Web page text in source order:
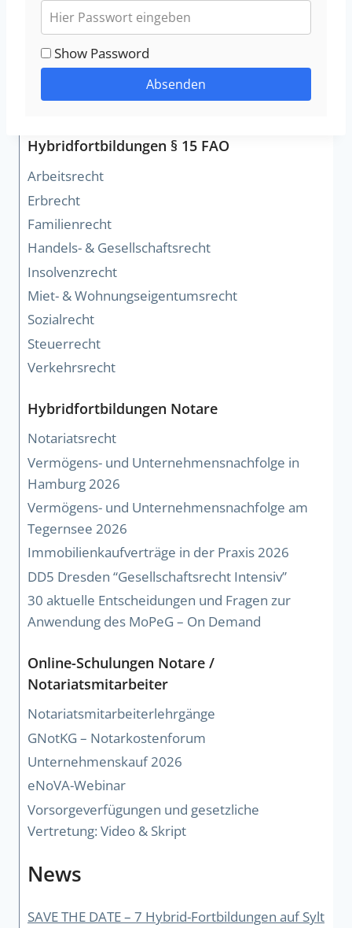
Show Password
Absenden
Hybridfortbildungen § 15 FAO
Arbeitsrecht
Erbrecht
Familienrecht
Handels- & Gesellschaftsrecht
Insolvenzrecht
Miet- & Wohnungseigentumsrecht
Sozialrecht
Steuerrecht
Verkehrsrecht
Hybridfortbildungen Notare
Notariatsrecht
Vermögens- und Unternehmensnachfolge in
Hamburg 2026
Vermögens- und Unternehmensnachfolge am
Tegernsee 2026
Immobilienkaufverträge in der Praxis 2026
DD5 Dresden “Gesellschaftsrecht Intensiv”
30 aktuelle Entscheidungen und Fragen zur
Anwendung des MoPeG – On Demand
Online-Schulungen Notare /
Notariatsmitarbeiter
Notariatsmitarbeiterlehrgänge
GNotKG – Notarkostenforum
Unternehmenskauf 2026
eNoVA-Webinar
Vorsorgeverfügungen und gesetzliche
Vertretung: Video & Skript
News
SAVE THE DATE – 7 Hybrid-Fortbildungen auf Sylt